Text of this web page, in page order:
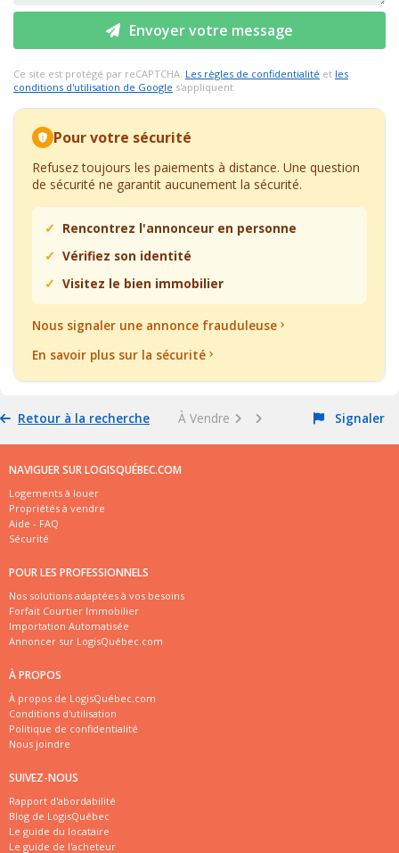
Envoyer votre message
Ce site est protégé par reCAPTCHA. Les règles de confidentialité et les
conditions d'utilisation de Google s'appliquent.
Pour votre sécurité
Refusez toujours les paiements à distance. Une question
de sécurité ne garantit aucunement la sécurité.
Rencontrez l'annonceur en personne
Vérifiez son identité
Visitez le bien immobilier
Nous signaler une annonce frauduleuse
En savoir plus sur la sécurité
Retour à la recherche À Vendre Signaler
NAVIGUER SUR LOGISQUÉBEC.COM
Logements à louer
Propriétés à vendre
Aide - FAQ
Sécurité
POUR LES PROFESSIONNELS
Nos solutions adaptées à vos besoins
Forfait Courtier Immobilier
Importation Automatisée
Annoncer sur LogisQuébec.com
À PROPOS
À propos de LogisQuébec.com
Conditions d'utilisation
Politique de confidentialité
Nous joindre
SUIVEZ-NOUS
Rapport d'abordabilité
Blog de LogisQuébec
Le guide du locataire
Le guide de l'acheteur